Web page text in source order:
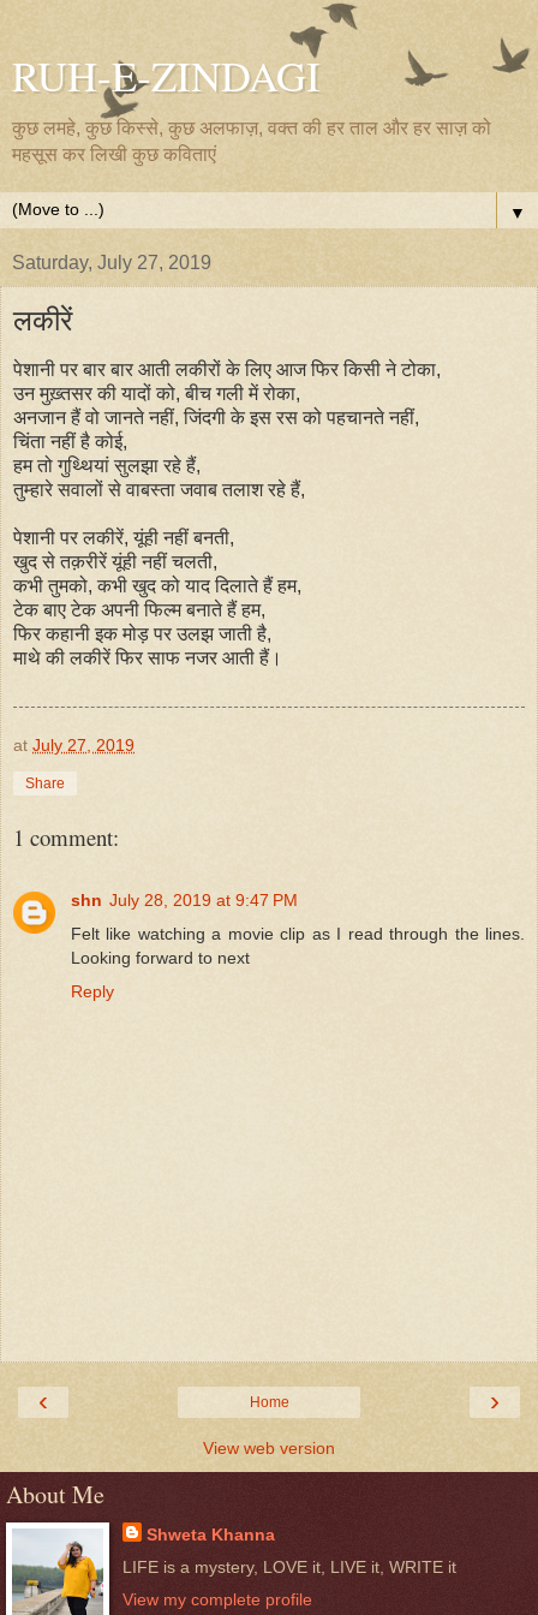
RUH-E-ZINDAGI
कुछ लमहे, कुछ किस्से, कुछ अलफाज़, वक्त की हर ताल और हर साज़ को
महसूस कर लिखी कुछ कविताएं
▼
Saturday, July 27, 2019
लकीरें
पेशानी पर बार बार आती लकीरों के लिए आज फिर किसी ने टोका,
उन मुख़्तसर की यादों को, बीच गली में रोका,
अनजान हैं वो जानते नहीं, जिंदगी के इस रस को पहचानते नहीं,
चिंता नहीं है कोई,
हम तो गुथ्थियां सुलझा रहे हैं,
तुम्हारे सवालों से वाबस्ता जवाब तलाश रहे हैं,
पेशानी पर लकीरें, यूंही नहीं बनती,
खुद से तक़रीरें यूंही नहीं चलती,
कभी तुमको, कभी खुद को याद दिलाते हैं हम,
टेक बाए टेक अपनी फिल्म बनाते हैं हम,
फिर कहानी इक मोड़ पर उलझ जाती है,
माथे की लकीरें फिर साफ नजर आती हैं।
at July 27, 2019
Share
1 comment:
shn July 28, 2019 at 9:47 PM
Felt like watching a movie clip as I read through the lines.
Looking forward to next
Reply
‹ ›
Home
View web version
About Me
Shweta Khanna
LIFE is a mystery, LOVE it, LIVE it, WRITE it
View my complete profile